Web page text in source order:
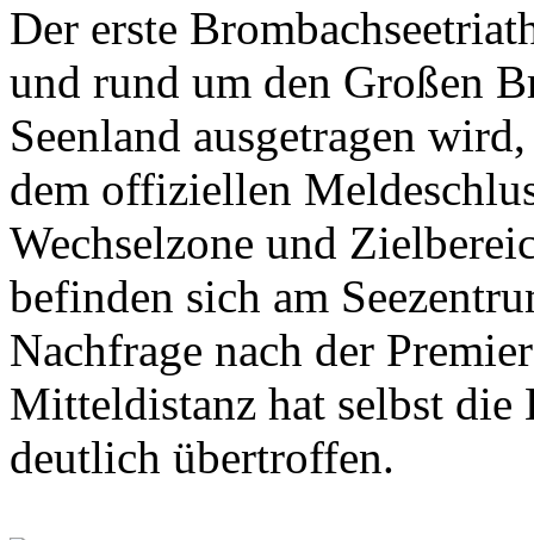
Der erste
und rund um den Großen
Seenland ausgetragen
dem offiziellen
Wechselzone und
befinden sich am
Nachfrage nach der
Mitteldistanz hat selbst die
deutlich übertroffen.